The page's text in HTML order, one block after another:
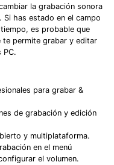
la grabación sonora
Si has estado en el campo
es probable que
te permite grabar y editar
PC.
para grabar &
de grabación y edición
y multiplataforma.
en el menú
el volumen.